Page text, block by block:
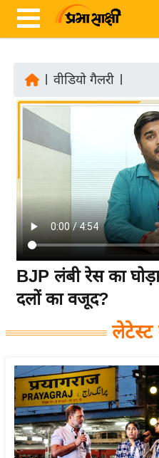
ता
रा
ष्ट्री
य
अं
त
र्रा
य
ज़
ने
स
उ
द्यो
वीडियो गैलरी
BJP लंबी रेस का
दलों का वजूद?
लेटेस्ट